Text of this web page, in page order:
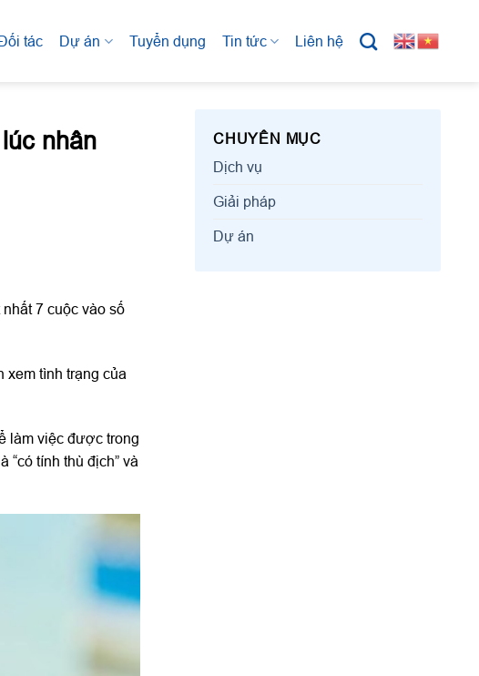
tác Dự án Tuyển dụng Tin tức Liên hệ
nhân
7 cuộc vào số
xem tình trạng của
làm việc được trong
tính thù địch” và
CHUYÊN MỤC
Dịch vụ
Giải pháp
Dự án